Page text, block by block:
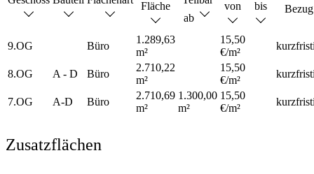
Fläche
ab
von
bis
Bezug
9.OG Büro
1.289,63
m²
15,50
€/m²
8.OG A - D Büro
2.710,22
m²
15,50
€/m²
7.OG A-D Büro
2.710,69
m²
1.300,00
m²
15,50
€/m²
Zusatzflächen